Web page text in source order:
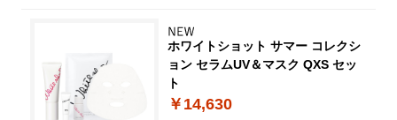
ホワイトショット サマー コレクシ
ョン セラムUV＆マスク QXS セッ
ト
￥14,630